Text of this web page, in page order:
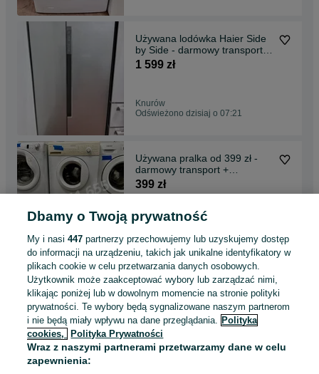
Używana lodówka Haier Side
by Side - darmowy transport +
gwarancja
1 599 zł
Knurów
Odświeżono dzisiaj o 07:21
Używana pralka od 399 zł -
darmowy transport +
gwarancja
399 zł
Sosnowiec
Odświeżono dzisiaj o 07:21
Używana pralka od 399 zł -
darmowy transport +
gwarancja
399 zł
Zabrze
Odświeżono dzisiaj o 07:21
Dbamy o Twoją prywatność
My i nasi447 partnerzy przechowujemy lub uzyskujemy dostęp
do informacji na urządzeniu, takich jak unikalne identyfikatory w
plikach cookie w celu przetwarzania danych osobowych.
Użytkownik może zaakceptować wybory lub zarządzać nimi,
klikając poniżej lub w dowolnym momencie na stronie polityki
prywatności. Te wybory będą sygnalizowane naszym partnerom
i nie będą miały wpływu na dane przeglądania. Polityka
cookies,
Polityka Prywatności
Wraz z naszymi partnerami przetwarzamy dane w celu
zapewnienia: